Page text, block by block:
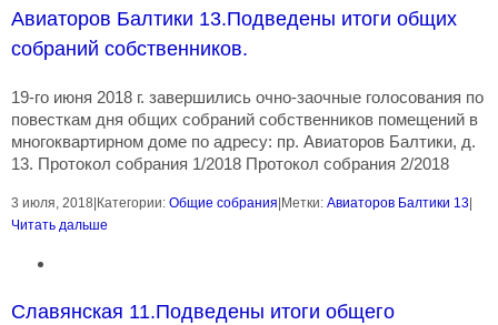
Авиаторов Балтики 13.Подведены итоги общих
собраний собственников.
19-го июня 2018 г. завершились очно-заочные голосования по
повесткам дня общих собраний собственников помещений в
многоквартирном доме по адресу: пр. Авиаторов Балтики, д.
13. Протокол собрания 1/2018 Протокол собрания 2/2018
3 июля, 2018|Категории: Общие собрания|Метки: Авиаторов Балтики 13|
Читать дальше
Славянская 11.Подведены итоги общего